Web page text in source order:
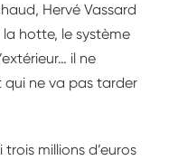
Hervé Vassard
hotte, le système
il ne
ne va pas tarder
millions d’euros